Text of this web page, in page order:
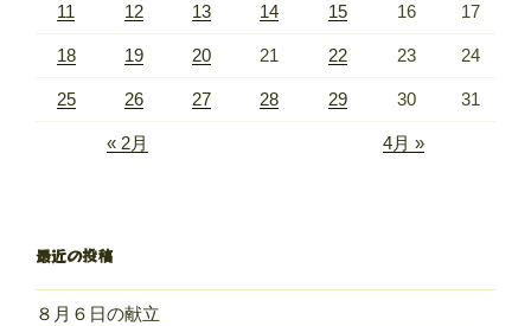
11 12 13 14 15 16 17
18 19 20 21 22 23 24
25 26 27 28 29 30 31
« 2月 4月 »
最近の投稿
８月６日の献立